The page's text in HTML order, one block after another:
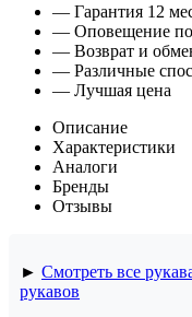
— Гарантия 12
— Оповещение
— Возврат и
— Различные
— Лучшая цена
Описание
Характеристики
Аналоги
Бренды
Отзывы
► Смотреть все
рукавов